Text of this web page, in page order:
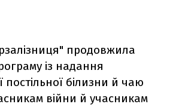
продовжила
із надання
постільної білизни й чаю
війни й учасникам